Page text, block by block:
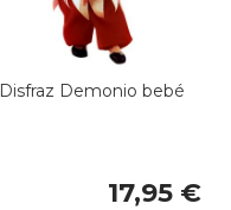
Disfraz Demonio bebé
17,95 €